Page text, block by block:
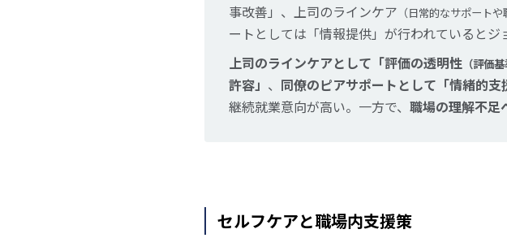
事改善」、上司のラインケア （日常的なサポートや
ートとしては「情報提供」が行われているとジ
上司のラインケアとして「評価の透明性 （評価
許容」 、 同僚のピアサポートとして「情緒的支
継続就業意向が高い。一方で、 職場の理解不足
セルフケアと職場内支援策